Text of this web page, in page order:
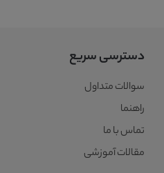
دسترسی سریع
سوالات متداول
راهنما
تماس با ما
مقالات آموزشی